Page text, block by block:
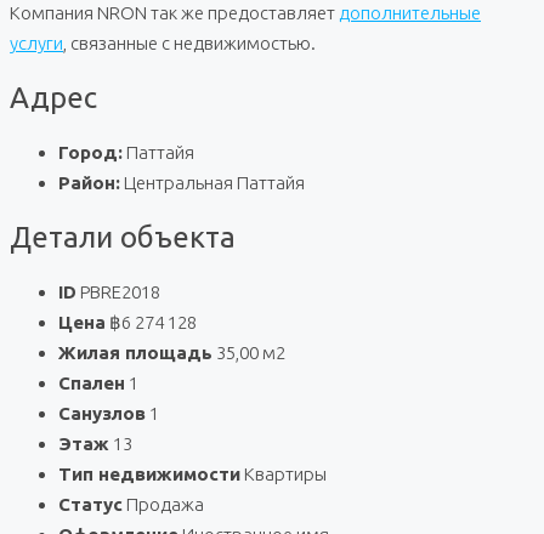
Компания NRON так же предоставляет дополнительные
услуги , связанные с недвижимостью.
Адрес
Город: Паттайя
Район: Центральная Паттайя
Детали объекта
ID PBRE2018
Цена ฿6 274 128
Жилая площадь 35,00 м2
Спален 1
Санузлов 1
Этаж 13
Тип недвижимости Квартиры
Статус Продажа